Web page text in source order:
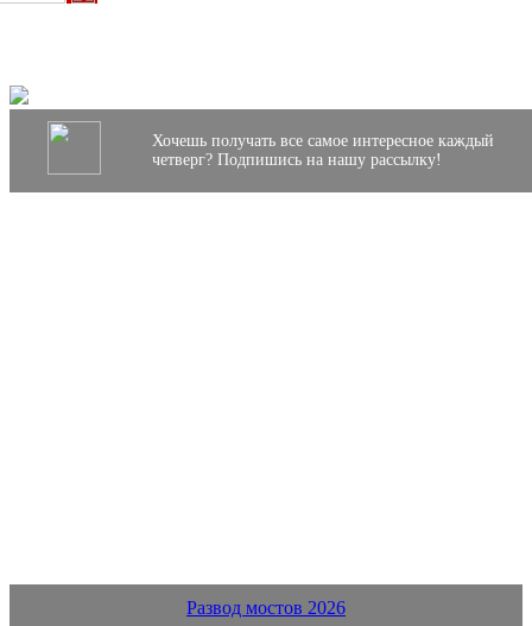
Хочешь получать все самое интересное каждый
четверг? Подпишись на нашу рассылку!
Развод мостов 2026